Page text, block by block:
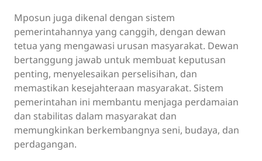
Mposun juga dikenal dengan sistem
pemerintahannya yang canggih, dengan dewan
tetua yang mengawasi urusan masyarakat. Dewan
bertanggung jawab untuk membuat keputusan
penting, menyelesaikan perselisihan, dan
memastikan kesejahteraan masyarakat. Sistem
pemerintahan ini membantu menjaga perdamaian
dan stabilitas dalam masyarakat dan
memungkinkan berkembangnya seni, budaya, dan
perdagangan.